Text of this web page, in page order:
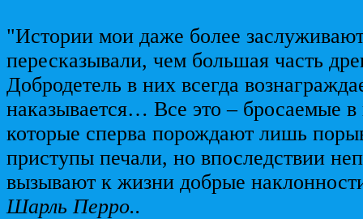
"Истории мои даже более
пересказывали, чем большая часть
Добродетель в них всегда
наказывается… Все это – бросаемые в
которые сперва порождают лишь
приступы печали, но впоследствии
вызывают к жизни добрые
Шарль Перро..